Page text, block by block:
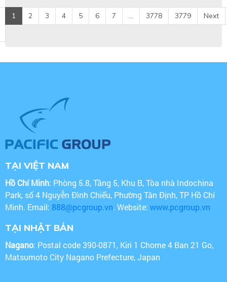
1 2 3 4 5 6 7 ... 3778 3779 Next
TẠI VIỆT NAM
Hồ Chí Minh: Phòng 5.8, Tầng 5, Khu B, Tòa nhà Indochina
Park, số 4 Nguyễn Đình Chiểu, Phường Tân Định, TP Hồ Chí
Minh. Email: 888@pcgroup.vn. Website: www.pcgroup.vn
TẠI NHẬT BẢN
Nagano: Postal code 390-0871, Kiri 1 Chome 4 Ban 21 Go,
Matsumoto City Nagano Prefecture, Japan